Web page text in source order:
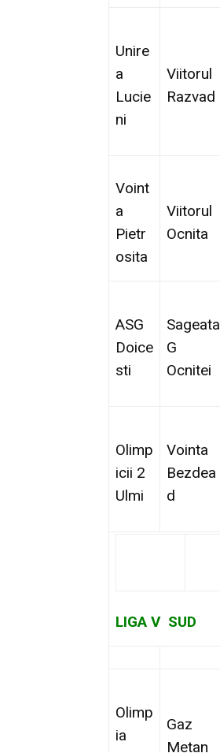
Unire
a
Lucie
ni
Viitorul
Razvad
Voint
a
Pietr
osita
Viitorul
Ocnita
ASG
Doice
sti
Sageata
G
Ocnitei
Olimp
icii 2
Ulmi
Vointa
Bezdea
d
LIGA V SUD
Olimp
ia
Gaz
Metan